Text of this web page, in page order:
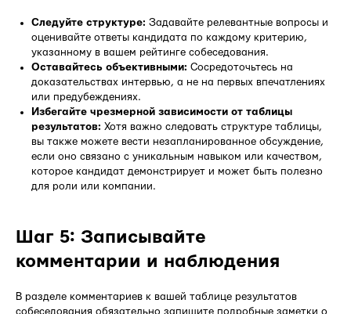
Следуйте структуре: Задавайте релевантные вопросы и
оценивайте ответы кандидата по каждому критерию,
указанному в вашем рейтинге собеседования.
Оставайтесь объективными: Сосредоточьтесь на
доказательствах интервью, а не на первых впечатлениях
или предубеждениях.
Избегайте чрезмерной зависимости от таблицы
результатов: Хотя важно следовать структуре таблицы,
вы также можете вести незапланированное обсуждение,
если оно связано с уникальным навыком или качеством,
которое кандидат демонстрирует и может быть полезно
для роли или компании.
Шаг 5: Записывайте
комментарии и наблюдения
В разделе комментариев к вашей таблице результатов
собеседования обязательно запишите подробные заметки о